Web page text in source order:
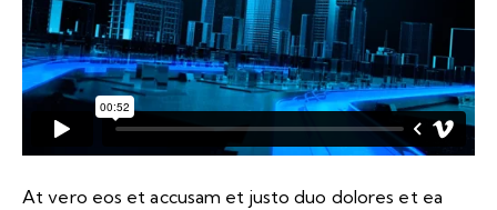
At vero eos et accusam et justo duo dolores et ea